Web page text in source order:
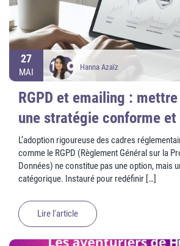
27
MAI Hanna Azaïz
RGPD et emailing :
une stratégie conforme
L’adoption rigoureuse des cadres
comme le RGPD (Règlement Général sur la
Données) ne constitue pas une option, mais
catégorique. Instauré pour redéfinir […]
Lire l'article